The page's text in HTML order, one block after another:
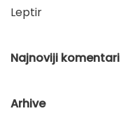
Leptir
Najnoviji komentari
Arhive